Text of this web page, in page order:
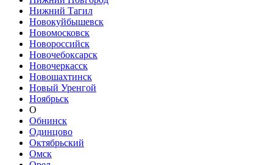
Нижний Тагил
Новокуйбышевск
Новомосковск
Новороссийск
Новочебоксарск
Новочеркасск
Новошахтинск
Новый Уренгой
Ноябрьск
О
Обнинск
Одинцово
Октябрьский
Омск